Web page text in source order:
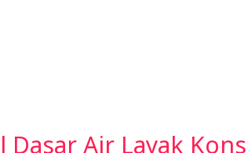
Air Layak